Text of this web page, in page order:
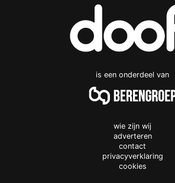
is een onderdeel van
wie zijn wij
adverteren
contact
privacyverklaring
cookies